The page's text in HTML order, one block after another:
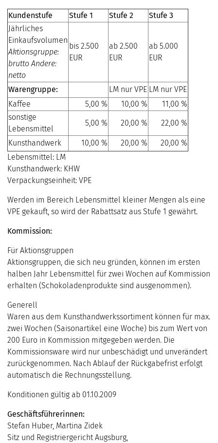
Kundenstufe Stufe 1 Stufe 2
Stufe 3
Jährliches
Einkaufsvolumen
Aktionsgruppe:
brutto Andere:
netto
bis 2.500
EUR
ab 2.500
EUR
ab 5.000
EUR
Warengruppe: LM nur VPE LM nur VPE
Kaffee
5,00 % 10,00 %
11,00 %
sonstige
Lebensmittel
5,00 % 20,00 % 22,00 %
Kunsthandwerk 10,00 % 20,00 %
20,00 %
Lebensmittel: LM
Kunsthandwerk: KHW
Verpackungseinheit: VPE
Werden im Bereich Lebensmittel kleiner Mengen als eine
VPE gekauft, so wird der Rabattsatz aus Stufe 1 gewährt.
Kommission:
Für Aktionsgruppen
Aktionsgruppen, die sich neu gründen, können im ersten
halben Jahr Lebensmittel für zwei Wochen auf Kommission
erhalten (Schokoladenprodukte sind ausgenommen).
Generell
Waren aus dem Kunsthandwerkssortiment können für max.
zwei Wochen (Saisonartikel eine Woche) bis zum Wert von
200 Euro in Kommission mitgegeben werden. Die
Kommissionsware wird nur unbeschädigt und unverändert
zurückgenommen. Nach Ablauf der Rückgabefrist erfolgt
automatisch die Rechnungsstellung.
Konditionen gültig ab 01.10.2009
Geschäftsführerinnen:
Stefan Huber, Martina Zidek
Sitz und Registriergericht Augsburg,